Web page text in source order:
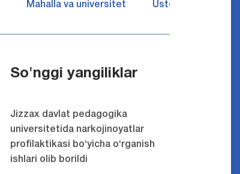
Mahalla va universitet Ustozlar suhbatin
So'nggi yangiliklar
Jizzax davlat pedagogika
universitetida narkojinoyatlar
profilaktikasi bo‘yicha o‘rganish
ishlari olib borildi